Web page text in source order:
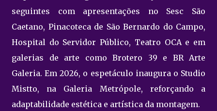
seguintes com apresentações no Sesc São
Caetano, Pinacoteca de São Bernardo do Campo,
Hospital do Servidor Público, Teatro OCA e em
galerias de arte como Brotero 39 e BR Arte
Galeria. Em 2026, o espetáculo inaugura o Studio
Mistto, na Galeria Metrópole, reforçando a
adaptabilidade estética e artística da montagem.